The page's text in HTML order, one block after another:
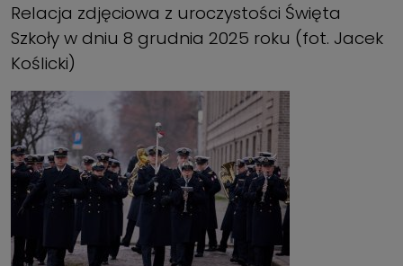
Relacja zdjęciowa z uroczystości Święta
Szkoły w dniu 8 grudnia 2025 roku (fot. Jacek
Koślicki)